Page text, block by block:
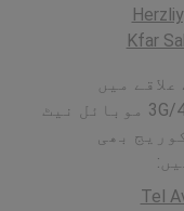
Kfar
علاقے میں
3G/4G/5G موبائل نیٹ
بھی
Tel